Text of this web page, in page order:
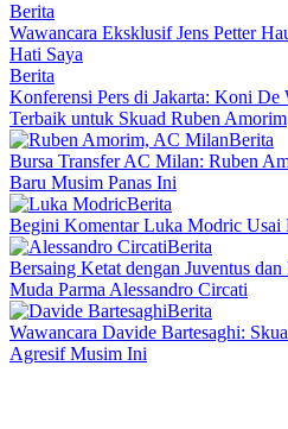
Berita
Wawancara Eksklusif Jens Petter
Hati Saya
Berita
Konferensi Pers di Jakarta: Koni De
Terbaik untuk Skuad Ruben Amorim
Berita
Bursa Transfer AC Milan: Ruben
Baru Musim Panas Ini
Berita
Begini Komentar Luka Modric
Berita
Bersaing Ketat dengan Juventus
Muda Parma Alessandro Circati
Berita
Wawancara Davide Bartesaghi:
Agresif Musim Ini